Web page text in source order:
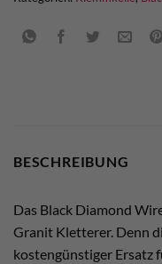
BESCHREIBUNG
Das Black Diamond
Granit Kletterer. Denn
kostengünstiger Ersatz